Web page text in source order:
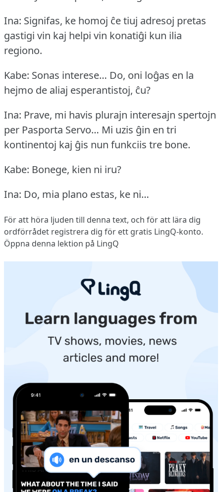
Ina: Signifas, ke homoj ĉe tiuj adresoj pretas
gastigi vin kaj helpi vin konatiĝi kun ilia
regiono.
Kabe: Sonas interese… Do, oni loĝas en la
hejmo de aliaj esperantistoj, ĉu?
Ina: Prave, mi havis plurajn interesajn spertojn
per Pasporta Servo… Mi uzis ĝin en tri
kontinentoj kaj ĝis nun funkciis tre bone.
Kabe: Bonege, kien ni iru?
Ina: Do, mia plano estas, ke ni…
För att höra ljuden till denna text, och för att lära dig
ordförrådet registrera dig för ett gratis LingQ-konto.
Öppna denna lektion på LingQ